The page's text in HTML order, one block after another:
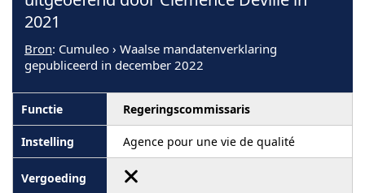
2021
Bron: Cumuleo › Waalse mandatenverklaring
gepubliceerd in december 2022
Regeringscommissaris
Agence pour une vie de qualité